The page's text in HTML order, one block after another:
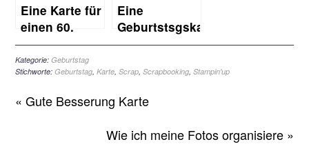
Eine Karte für
einen 60.
Geburtstag
Eine
Geburtstsgskarte
für
Kategorie:Geburtstag
Stichworte:Geburtstag,Karte,Scrap,Scrapbooking,Stampin'up
« Gute Besserung Karte
Wie ich meine Fotos organisiere »